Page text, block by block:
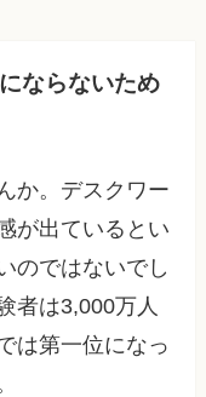
ならないため
か。デスクワー
が出ているとい
のではないでし
者は3,000万人
は第一位になっ